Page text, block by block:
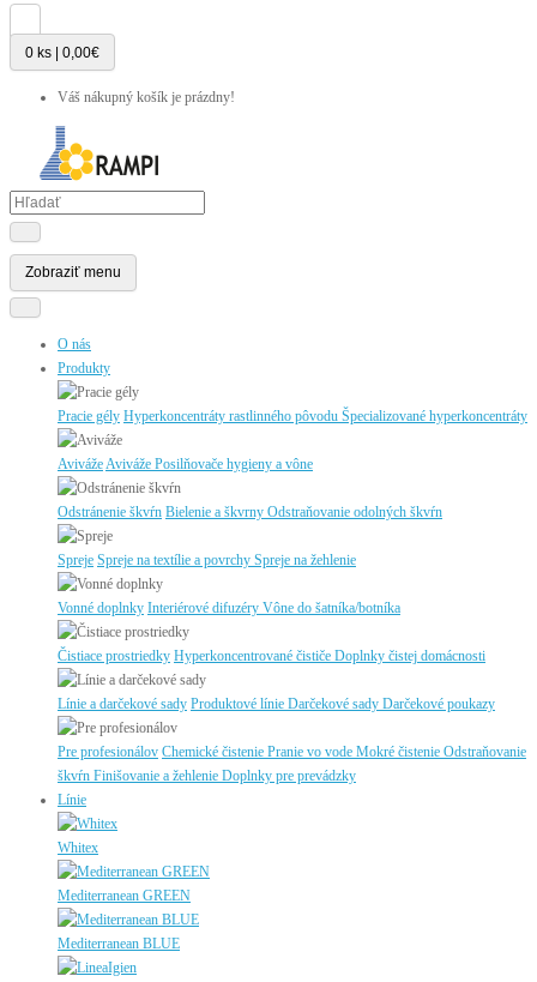
0 ks | 0,00€
Váš nákupný košík je prázdny!
Zobraziť menu
O nás
Produkty
Pracie gély Hyperkoncentráty rastlinného pôvodu Špecializované hyperkoncentráty
AvivážeAviváže Posilňovače hygieny a vône
Odstránenie škvŕn Bielenie a škvrny Odstraňovanie odolných škvŕn
Spreje Spreje na textílie a povrchy Spreje na žehlenie
Vonné doplnky Interiérové difuzéry Vône do šatníka/botníka
Čistiace prostriedky Hyperkoncentrované čističe Doplnky čistej domácnosti
Línie a darčekové sady Produktové línie Darčekové sady Darčekové poukazy
Pre profesionálov Chemické čistenie Pranie vo vode Mokré čistenie Odstraňovanie
škvŕn Finišovanie a žehlenie Doplnky pre prevádzky
Línie
Whitex
Mediterranean GREEN
Mediterranean BLUE